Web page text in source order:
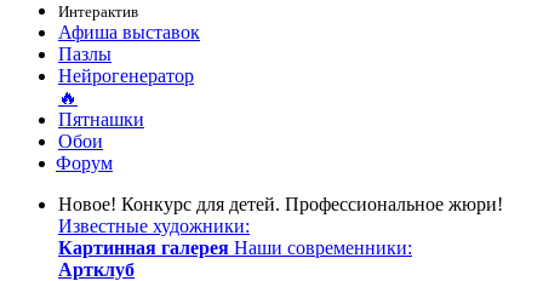
Интерактив
Афиша выставок
Пазлы
Нейрогенератор
🔥
Пятнашки
Обои
Форум
Новое! Конкурс для детей. Профессиональное жюри!
Известные художники:
Картинная галерея Наши современники:
Артклуб